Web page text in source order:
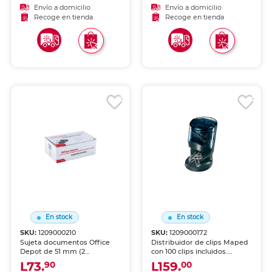
de metal niquelado
resistentes. Ideal para
oficinas con alto consumo.
Envío a domicilio
Recoge en tienda
Palancas abatibles que
facilitan la colocación y
retiro. Versátiles para uso
diario.
Envío a domicilio
Recoge en tienda
En stock
SKU:1209000210
Sujeta documentos Office
Depot de 51 mm (2
pulgadas), caja con 12
unidades. Tamaño grande
L73.90
En stock
SKU: 1209000172
Distribuidor de clips Maped
con 100 clips incluidos.
Contenedor magnético que
dispensa clips de forma
L159.00